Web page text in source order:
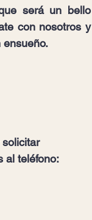
será un bello
con nosotros y
ensueño.
solicitar
al teléfono: